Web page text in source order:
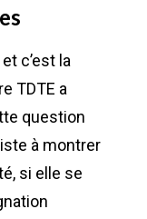
c’est la
TDTE a
question
à montrer
si elle se